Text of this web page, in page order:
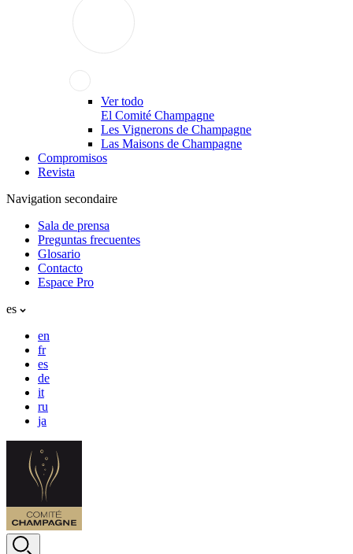
Ver todo
El Comité Champagne
Les Vignerons de Champagne
Las Maisons de Champagne
Compromisos
Revista
Navigation secondaire
Sala de prensa
Preguntas frecuentes
Glosario
Contacto
Espace Pro
es
en
fr
es
de
it
ru
ja